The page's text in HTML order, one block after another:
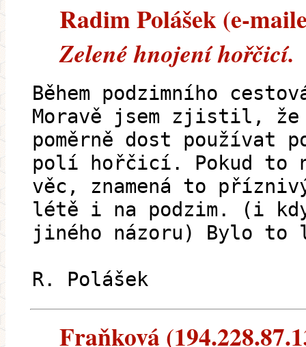
Radim Polášek (e-
Zelené hnojení hořčicí.
Během podzimního
Moravě jsem zjistil, že
poměrně dost používat
polí hořčicí. Pokud to
věc, znamená to
létě i na podzim. (i
jiného názoru) Bylo
R. Polášek
Fraňková